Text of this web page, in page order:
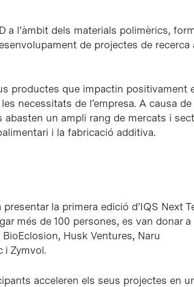
a l’àmbit dels materials polimèrics,
de projectes de recerca
productes que impactin positivament
necessitats de l’empresa. A causa de
un ampli rang de mercats i
i la fabricació additiva.
la primera edició d’IQS Next
més de 100 persones, es van donar a
Husk Ventures, Naru
i Zymvol.
acceleren els seus projectes en